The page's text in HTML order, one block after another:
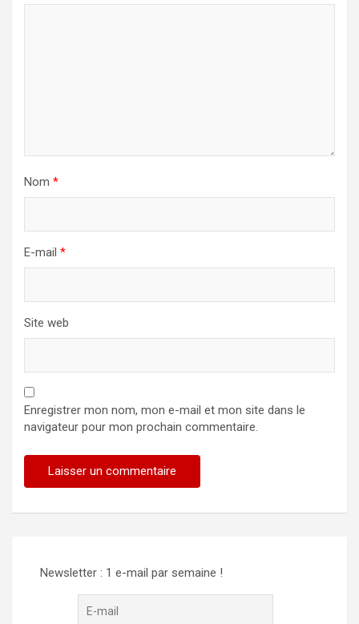
Nom *
E-mail *
Site web
Enregistrer mon nom, mon e-mail et mon site dans le
navigateur pour mon prochain commentaire.
Newsletter : 1 e-mail par semaine !